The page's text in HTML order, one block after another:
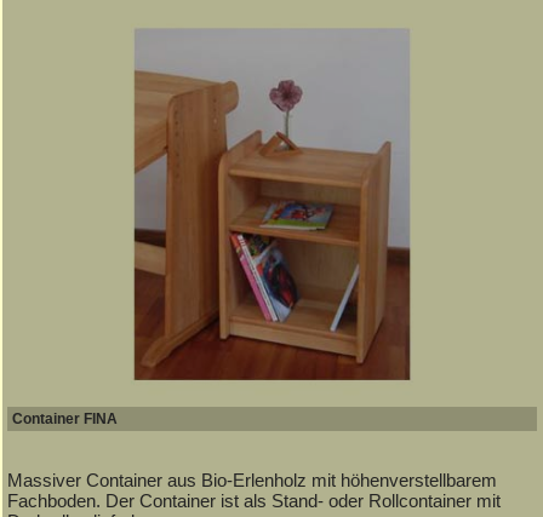
Container FINA
Massiver Container aus Bio-Erlenholz mit höhenverstellbarem
Fachboden. Der Container ist als Stand- oder Rollcontainer mit